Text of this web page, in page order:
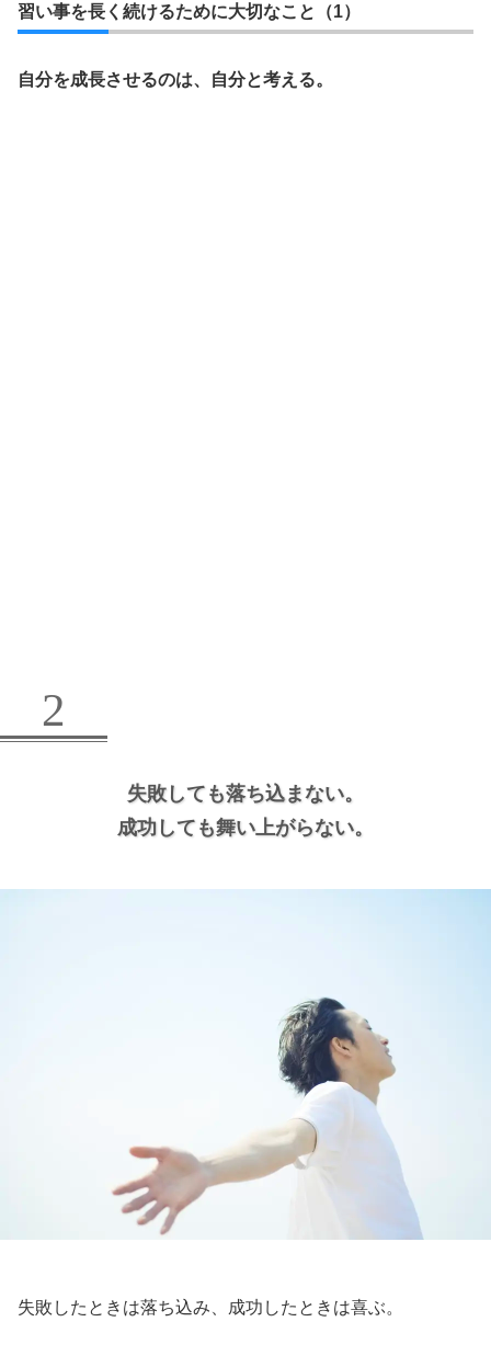
習い事を長く続けるために大切なこと（1）
自分を成長させるのは、自分と考える。
2
失敗しても落ち込まない。
成功しても舞い上がらない。
失敗したときは落ち込み、成功したときは喜ぶ。